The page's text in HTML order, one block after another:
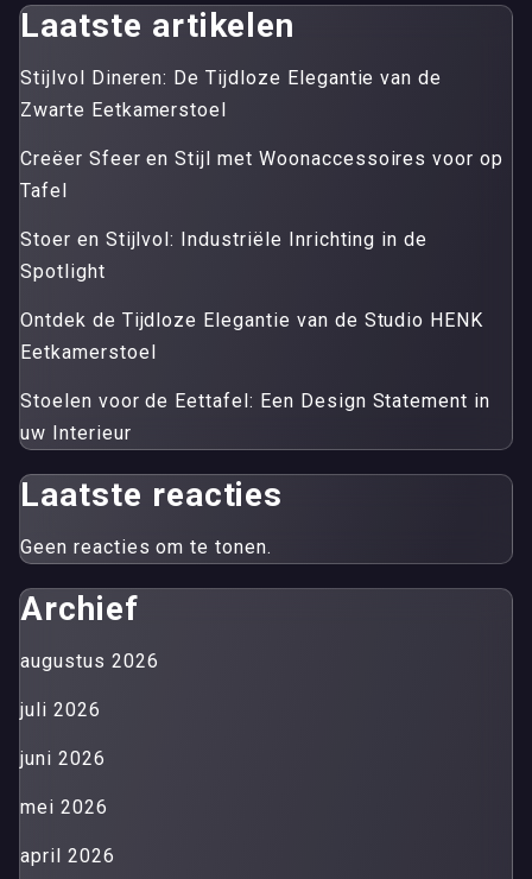
Laatste artikelen
Stijlvol Dineren: De Tijdloze Elegantie van de
Zwarte Eetkamerstoel
Creëer Sfeer en Stijl met Woonaccessoires voor op
Tafel
Stoer en Stijlvol: Industriële Inrichting in de
Spotlight
Ontdek de Tijdloze Elegantie van de Studio HENK
Eetkamerstoel
Stoelen voor de Eettafel: Een Design Statement in
uw Interieur
Laatste reacties
Geen reacties om te tonen.
Archief
augustus 2026
juli 2026
juni 2026
mei 2026
april 2026